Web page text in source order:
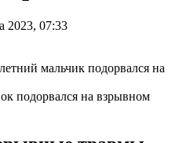
2023, 07:33
подорвался на взрывном